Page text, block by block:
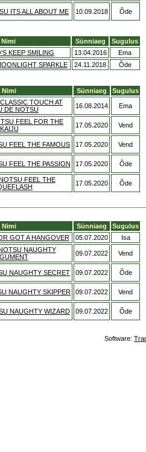
ITS ALL ABOUT ME 10.09.2018 Õde
Nimi Sünniaeg
Sugulus
KEEP SMILING 13.04.2016
Ema
SPARKLE 24.11.2018
Õde
Nimi Sünniaeg
Sugulus
TOUCH AT
DE NOTSU
16.08.2014 Ema
FEEL FOR THE
KAIJU
17.05.2020 Vend
FEEL THE FAMOUS 17.05.2020 Vend
FEEL THE PASSION 17.05.2020 Õde
FEEL THE
17.05.2020 Õde
Nimi Sünniaeg
Sugulus
GOT A HANGOVER 05.07.2020
Isa
NAUGHTY
09.07.2022 Vend
NAUGHTY SECRET 09.07.2022 Õde
NAUGHTY SKIPPER 09.07.2022 Vend
NAUGHTY WIZARD 09.07.2022 Õde
Software: